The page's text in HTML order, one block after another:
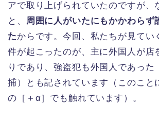
アで取り上げられていたのですが、
と、 周囲に人がいたにもかかわらず
たからです。今回、私たちが見てい
件が起こったのが、主に外国人が店
りであり、強盗犯も外国人であっ
捕）とも記されています（このこと
の［＋α］でも触れています）。